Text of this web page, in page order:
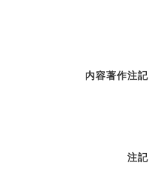
内容著作注記
注記